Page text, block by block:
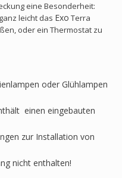
eine Besonderheit:
leicht das Exo Terra
oder ein Thermostat zu
oder Glühlampen
einen eingebauten
zur Installation von
nicht enthalten!